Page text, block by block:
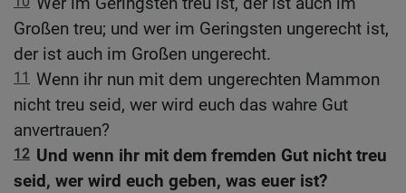
Großen treu; und wer im Geringsten ungerecht ist,
der ist auch im Großen ungerecht.
11 Wenn ihr nun mit dem ungerechten Mammon
nicht treu seid, wer wird euch das wahre Gut
anvertrauen?
12 Und wenn ihr mit dem fremden Gut nicht treu
seid, wer wird euch geben, was euer ist?